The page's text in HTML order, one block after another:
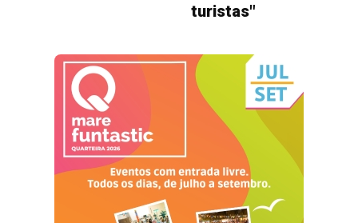
turistas"